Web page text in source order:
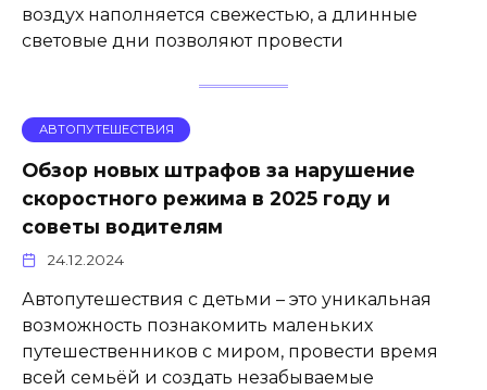
воздух наполняется свежестью, а длинные
световые дни позволяют провести
АВТОПУТЕШЕСТВИЯ
Обзор новых штрафов за нарушение
скоростного режима в 2025 году и
советы водителям
24.12.2024
Автопутешествия с детьми – это уникальная
возможность познакомить маленьких
путешественников с миром, провести время
всей семьёй и создать незабываемые